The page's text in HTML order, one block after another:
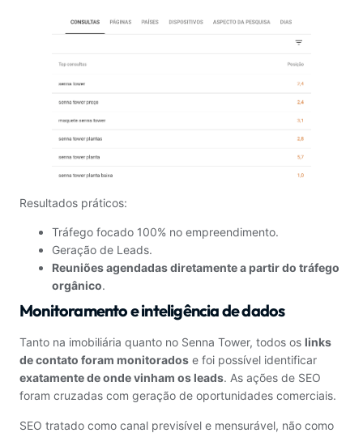
Resultados práticos:
Tráfego focado 100% no empreendimento.
Geração de Leads.
Reuniões agendadas diretamente a partir do tráfego
orgânico.
Monitoramento e inteligência de dados
Tanto na imobiliária quanto no Senna Tower, todos os links
de contato foram monitorados e foi possível identificar
exatamente de onde vinham os leads. As ações de SEO
foram cruzadas com geração de oportunidades comerciais.
SEO tratado como canal previsível e mensurável, não como